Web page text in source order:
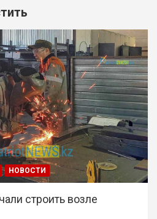
НОВОСТИ
строить возле